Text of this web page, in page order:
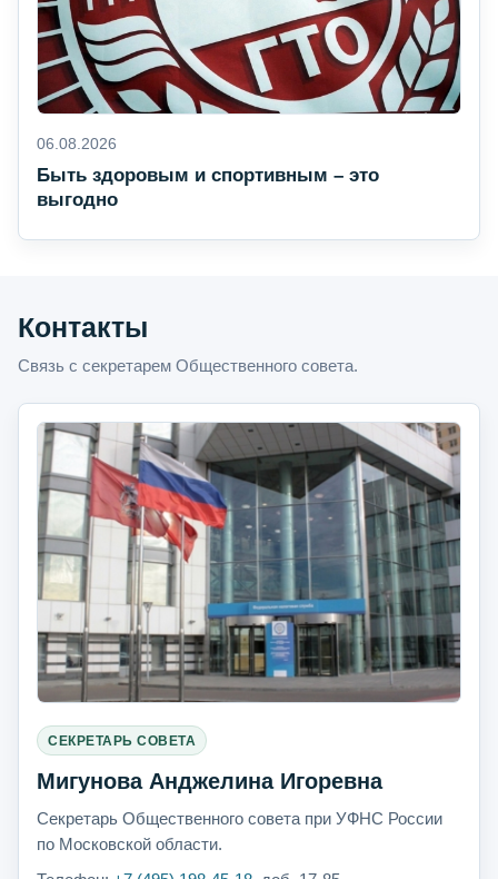
06.08.2026
Быть здоровым и спортивным – это
выгодно
Контакты
Связь с секретарем Общественного совета.
СЕКРЕТАРЬ СОВЕТА
Мигунова Анджелина Игоревна
Секретарь Общественного совета при УФНС России
по Московской области.